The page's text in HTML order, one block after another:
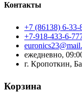
Контакты
+7 (86138) 6-33-
+7-918-433-6-
ежедневно,
г. Кропоткин,
Корзина